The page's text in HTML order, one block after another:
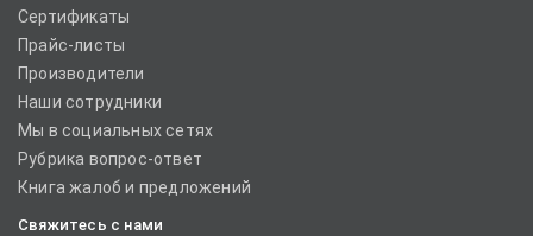
Сертификаты
Прайс-листы
Производители
Наши сотрудники
Мы в социальных сетях
Рубрика вопрос-ответ
Книга жалоб и предложений
Свяжитесь с нами